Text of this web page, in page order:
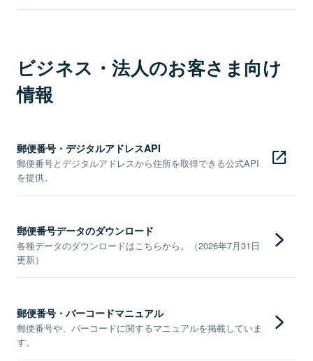
ビジネス・法人のお客さま向け
情報
郵便番号・デジタルアドレスAPI
郵便番号とデジタルアドレスから住所を取得できる公式API
を提供。
郵便番号データのダウンロード
各種データのダウンロードはこちらから。（2026年7月31日
更新）
郵便番号・バーコードマニュアル
郵便番号や、バーコードに関するマニュアルを掲載していま
す。